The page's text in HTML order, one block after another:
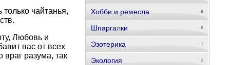
чайтанья,
Любовь и
вас от всех
разума, так
Хобби и ремесла
Шпаргалки
Эзотерика
Экология